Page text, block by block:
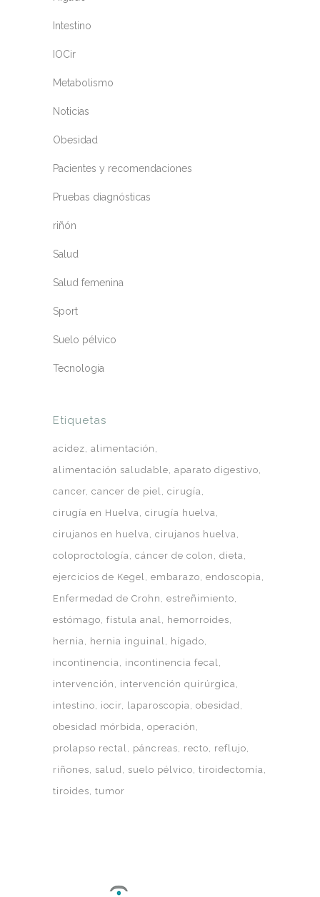
Intestino
IOCir
Metabolismo
Noticias
Obesidad
Pacientes y recomendaciones
Pruebas diagnósticas
riñón
Salud
Salud femenina
Sport
Suelo pélvico
Tecnología
Etiquetas
acidez alimentación
alimentación saludable aparato digestivo
cancer cancer de piel cirugía
cirugía en Huelva cirugía huelva
cirujanos en huelva cirujanos huelva
coloproctología cáncer de colon
dieta
ejercicios de Kegel embarazo endoscopia
Enfermedad de Crohn
estreñimiento
estómago fístula anal
hemorroides
hernia
hernia inguinal
hígado
incontinencia
incontinencia fecal
intervención
intervención quirúrgica
intestino
iocir laparoscopia obesidad
obesidad mórbida operación
prolapso rectal
páncreas recto
reflujo
riñones
salud suelo pélvico tiroidectomía
tiroides tumor